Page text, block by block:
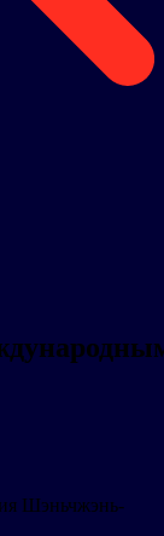
Шэньчжэнь-